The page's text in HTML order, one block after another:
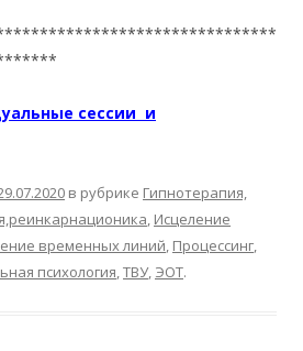
сессии и
в рубрике Гипнотерапия,
, Исцеление
временных линий, Процессинг,
психология,ТВУ, ЭОТ.